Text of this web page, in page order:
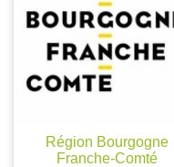
Région Bourgogne
Franche-Comté